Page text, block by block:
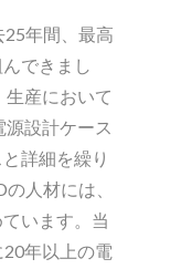
年間、最高
できまし
産において
設計ケース
詳細を繰り
人材には、
います。当
年以上の電